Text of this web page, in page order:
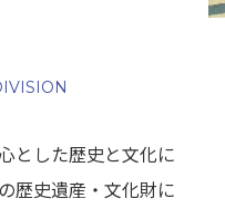
とした歴史と文化に
歴史遺産・文化財に